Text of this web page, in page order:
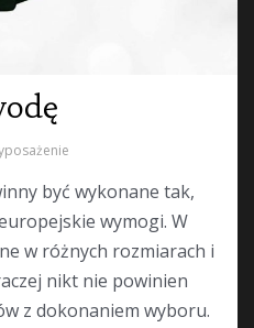
być wykonane tak,
wymogi. W
w różnych rozmiarach i
nikt nie powinien
z dokonaniem wyboru.